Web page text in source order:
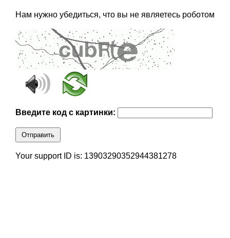
Нам нужно убедиться, что вы не являетесь роботом
Введите код с картинки:
Отправить
Your support ID is: 13903290352944381278